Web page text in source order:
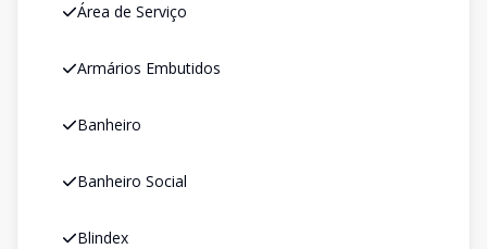
Área de Serviço
Armários Embutidos
Banheiro
Banheiro Social
Blindex